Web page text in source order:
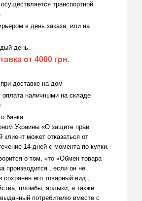
транспортной
в день заказа, или на
день.
от 4000 грн.
доставке на дом
наличными на складе
банка
Украины «О защите прав
клиент может отказаться от
14 дней с момента по-купки.
о том, что «Обмен товара
производится , если он не
сохранен его товарный вид ,
пломбы, ярлыки, а также
потребителю вместе с